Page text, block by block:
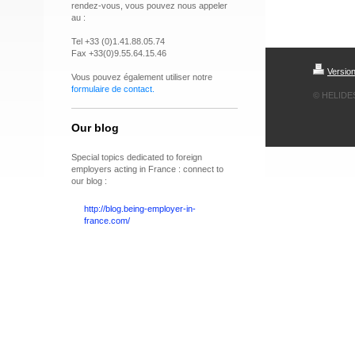
rendez-vous, vous pouvez nous appeler
au :
Tel +33 (0)1.41.88.05.74
Fax +33(0)9.55.64.15.46
Vous pouvez également utiliser notre
formulaire de contact
Our blog
Special topics dedicated to foreign
employers acting in France : connect to
our blog :
http://blog.being-employer-in-
france.com/
©